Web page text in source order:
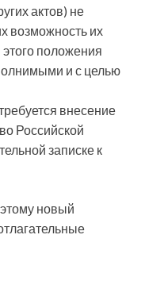
актов) не
возможность их
положения
и с целью
внесение
Российской
записке к
новый